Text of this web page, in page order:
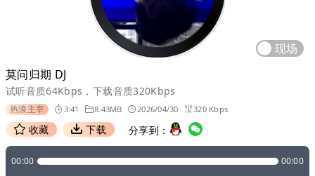
现场
莫问归期 DJ
试听音质64Kbps，下载音质320Kbps
热浪主宰 3:41 8.43MB 2026/04/30 320 Kbps
收藏 下载 分享到：
00:00 00:00